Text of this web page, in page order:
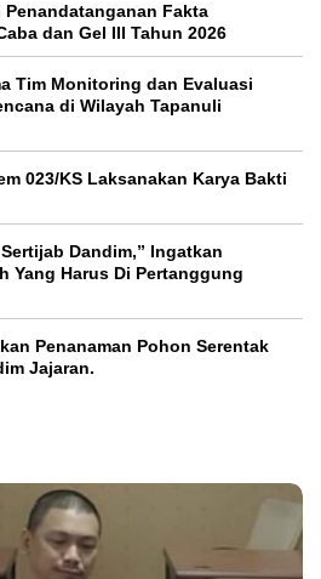
Penandatanganan Fakta
dan Gel III Tahun 2026
Tim Monitoring dan Evaluasi
di Wilayah Tapanuli
023/KS Laksanakan Karya Bakti
Dandim,” Ingatkan
Yang Harus Di Pertanggung
Penanaman Pohon Serentak
Jajaran.